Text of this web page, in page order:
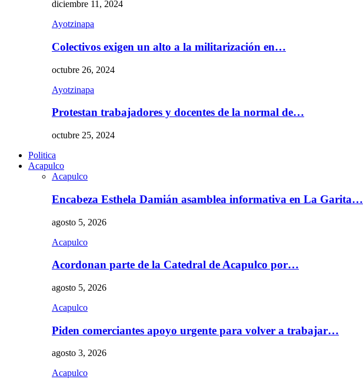
diciembre 11, 2024
Ayotzinapa
Colectivos exigen un alto a la militarización en…
octubre 26, 2024
Ayotzinapa
Protestan trabajadores y docentes de la normal de…
octubre 25, 2024
Politica
Acapulco
Acapulco
Encabeza Esthela Damián asamblea informativa en La Garita…
agosto 5, 2026
Acapulco
Acordonan parte de la Catedral de Acapulco por…
agosto 5, 2026
Acapulco
Piden comerciantes apoyo urgente para volver a trabajar…
agosto 3, 2026
Acapulco